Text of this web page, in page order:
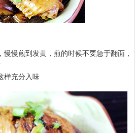
慢煎到发黄，煎的时候不要急于翻面，
样充分入味